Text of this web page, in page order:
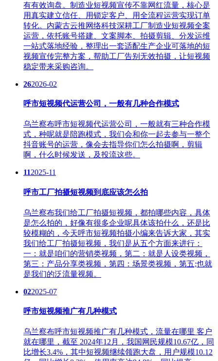
有有效询盘。制造业短视频宣传不靠网红流量，核心是
用真实建立信任、用锁定客户、用全流程运营实现订单
转化。内蒙古云推网络科技深耕工厂制造业短视频全案
运营，依托账号搭建、文案脚本、拍摄剪辑、分发运维
一站式落地经验，整理出一套适配生产企业可落地的短
视频宣传完整方案，帮助工厂告别无效拍摄，让短视频
稳定带来采购咨询。
262026-02
呼市短视频代运营公司，一般有几种合作模式
乌兰察布呼市短视频代运营公司，一般就有三种合作模
式，种呢就是陪跑模式，我们会和你一起去参与一整个
抖音账号的运营，像会去指导你们怎么拍摄啊，剪辑
啊，什么时候发送，及投流这些。
112025-11
呼市工厂拍摄短视频到底应该怎么拍
乌兰察布我们给工厂拍摄短视频，都拍哪些内容，具体
是怎么拍的，好像有很多企业呢具体该拍什么，还是比
较模糊的，今天呼市短视频拍摄小编来告诉大家，其实
我们给工厂拍摄短视频，我们是从五个方面来进行：
一：就是咱们的营销类视频，第二：就是人设类视频，
第三：产品分享类视频，第四：场景类视频，第五;也就
是我们的泛流量视频。
022025-07
呼市短视频推广有几种模式
乌兰察布呼市短视频推广有几种模式，流量在哪里 客户
就在哪里，截至 2024年12月，我国网民规模10.67亿，同
比增长3.4%，其中短视频继续领跑大盘，用户规模10.12